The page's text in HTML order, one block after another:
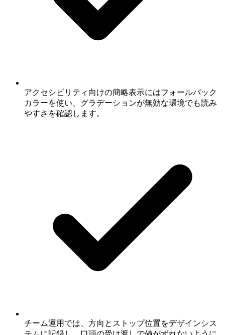
アクセシビリティ向けの簡略表示にはフォールバック
カラーを使い、グラデーションが無効な環境でも読み
やすさを確認します。
チーム運用では、方向とストップ位置をデザインシス